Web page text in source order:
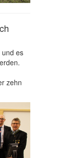
und es
zehn